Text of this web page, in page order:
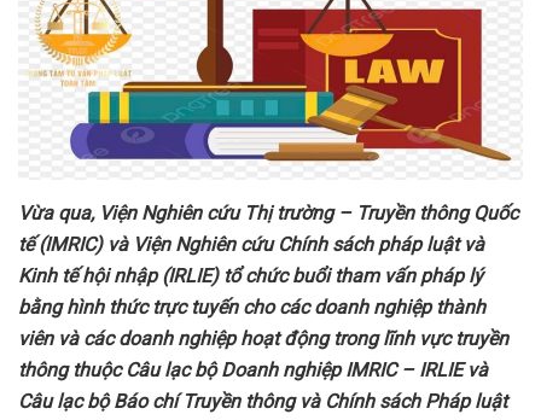
Vừa qua, Viện Nghiên cứu Thị trường – Truyền thông Quốc
tế (IMRIC) và Viện Nghiên cứu Chính sách pháp luật và
Kinh tế hội nhập (IRLIE) tổ chức buổi tham vấn pháp lý
bằng hình thức trực tuyến cho các doanh nghiệp thành
viên và các doanh nghiệp hoạt động trong lĩnh vực truyền
thông thuộc Câu lạc bộ Doanh nghiệp IMRIC – IRLIE và
Câu lạc bộ Báo chí Truyền thông và Chính sách Pháp luật